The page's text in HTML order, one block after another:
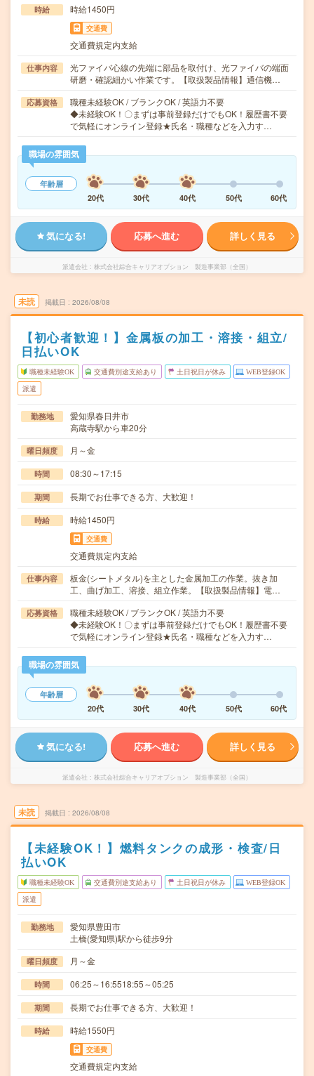
時給 時給1450円
交通費
交通費規定内支給
仕事内容
光ファイバ心線の先端に部品を取付け、光ファイバの端面
研磨・確認細かい作業です。【取扱製品情報】通信機…
応募資格
職種未経験OK / ブランクOK / 英語力不要
◆未経験OK！〇まずは事前登録だけでもOK！履歴書不要
で気軽にオンライン登録★氏名・職種などを入力す…
職場の雰囲気
年齢層
20代
30代 40代 50代 60代
気になる! 応募へ進む 詳しく見る
派遣会社 株式会社綜合キャリアオプション 製造事業部（全国）
未読 掲載日 2026/08/08
【初心者歓迎！】金属板の加工・溶接・組立/
日払いOK
職種未経験OK 交通費別途支給あり 土日祝日が休み WEB登録OK
派遣
勤務地
愛知県春日井市
高蔵寺駅から車20分
曜日頻度 月～金
時間 08:30～17:15
期間 長期でお仕事できる方、大歓迎！
時給 時給1450円
交通費
交通費規定内支給
仕事内容
板金(シートメタル)を主とした金属加工の作業。抜き加
工、曲げ加工、溶接、組立作業。【取扱製品情報】電…
応募資格
職種未経験OK / ブランクOK / 英語力不要
◆未経験OK！〇まずは事前登録だけでもOK！履歴書不要
で気軽にオンライン登録★氏名・職種などを入力す…
職場の雰囲気
年齢層
20代
30代 40代 50代 60代
気になる! 応募へ進む 詳しく見る
派遣会社 株式会社綜合キャリアオプション 製造事業部（全国）
未読 掲載日 2026/08/08
【未経験OK！】燃料タンクの成形・検査/日
払いOK
職種未経験OK 交通費別途支給あり 土日祝日が休み WEB登録OK
派遣
勤務地
愛知県豊田市
土橋(愛知県)駅から徒歩9分
曜日頻度 月～金
時間 06:25～16:5518:55～05:25
期間 長期でお仕事できる方、大歓迎！
時給 時給1550円
交通費
交通費規定内支給